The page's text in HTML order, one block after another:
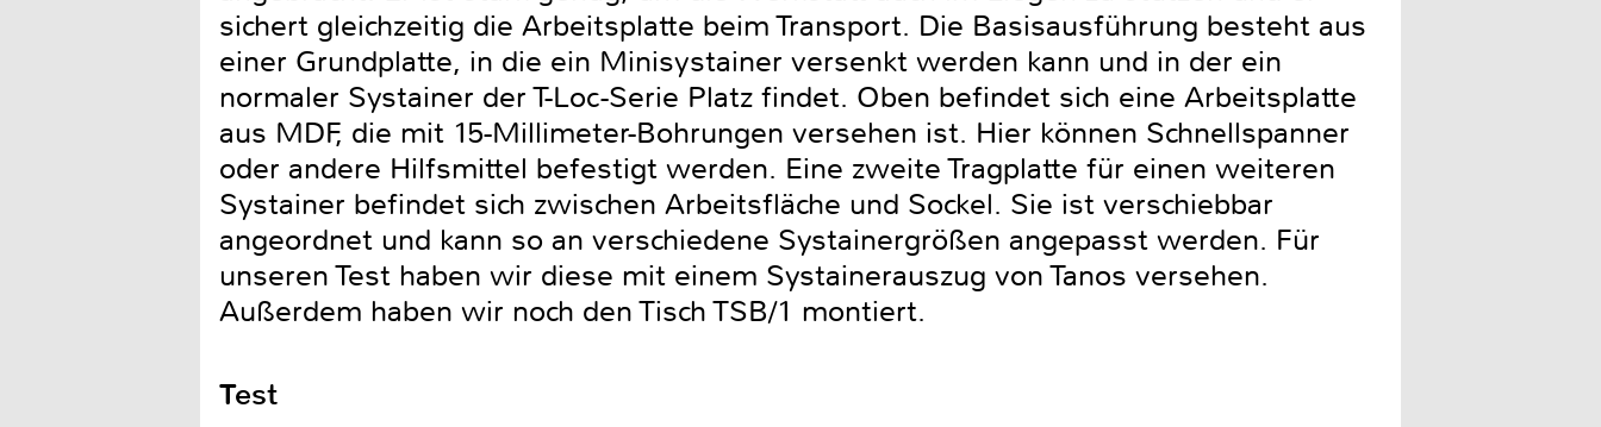
sichert gleichzeitig die Arbeitsplatte beim Transport. Die Basisausführung besteht aus
einer Grundplatte, in die ein Minisystainer versenkt werden kann und in der ein
normaler Systainer der T-Loc-Serie Platz findet. Oben befindet sich eine Arbeitsplatte
aus MDF, die mit 15-Millimeter-Bohrungen versehen ist. Hier können Schnellspanner
oder andere Hilfsmittel befestigt werden. Eine zweite Tragplatte für einen weiteren
Systainer befindet sich zwischen Arbeitsfläche und Sockel. Sie ist verschiebbar
angeordnet und kann so an verschiedene Systainergrößen angepasst werden. Für
unseren Test haben wir diese mit einem Systainerauszug von Tanos versehen.
Außerdem haben wir noch den Tisch TSB/1 montiert.
Test